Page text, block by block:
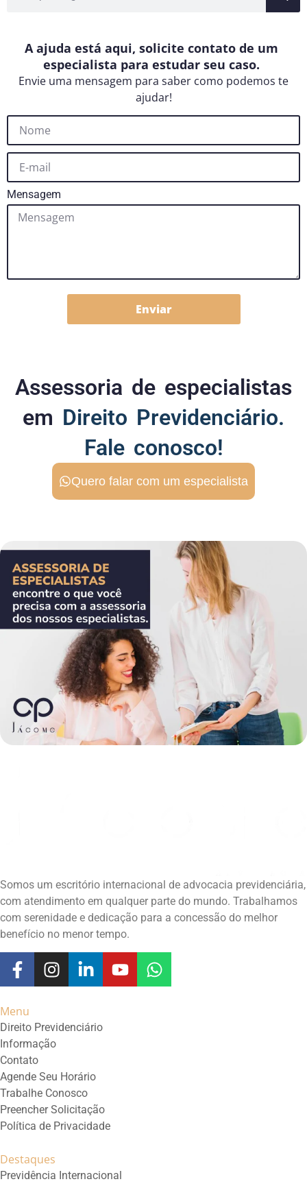
A ajuda está aqui, solicite contato de um
especialista para estudar seu caso.
Envie uma mensagem para saber como podemos te
ajudar!
Mensagem
Enviar
Assessoria de especialistas
em Direito Previdenciário.
Fale conosco!
Quero falar com um especialista
Somos um escritório internacional de advocacia previdenciária,
com atendimento em qualquer parte do mundo. Trabalhamos
com serenidade e dedicação para a concessão do melhor
benefício no menor tempo.
Menu
Direito Previdenciário
Informação
Contato
Agende Seu Horário
Trabalhe Conosco
Preencher Solicitação
Política de Privacidade
Destaques
Previdência Internacional